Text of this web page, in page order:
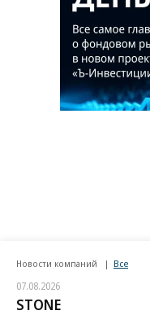
Новости компаний Все
07.08.2026
STONE